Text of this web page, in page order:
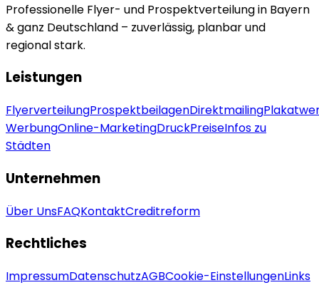
Professionelle Flyer- und Prospektverteilung in Bayern
& ganz Deutschland – zuverlässig, planbar und
regional stark.
Leistungen
FlyerverteilungProspektbeilagenDirektmailing
WerbungOnline-MarketingDruckPreiseInfos zu
Städten
Unternehmen
Über UnsFAQKontaktCreditreform
Rechtliches
ImpressumDatenschutzAGBCookie-EinstellungenLinks